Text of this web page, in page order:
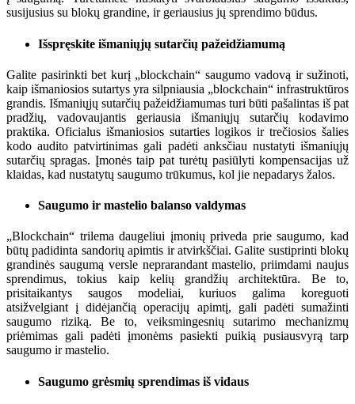
susijusius su blokų grandine, ir geriausius jų sprendimo būdus.
Išspręskite išmaniųjų sutarčių pažeidžiamumą
Galite pasirinkti bet kurį „blockchain“ saugumo vadovą ir sužinoti,
kaip išmaniosios sutartys yra silpniausia „blockchain“ infrastruktūros
grandis. Išmaniųjų sutarčių pažeidžiamumas turi būti pašalintas iš pat
pradžių, vadovaujantis geriausia išmaniųjų sutarčių kodavimo
praktika. Oficialus išmaniosios sutarties logikos ir trečiosios šalies
kodo audito patvirtinimas gali padėti anksčiau nustatyti išmaniųjų
sutarčių spragas. Įmonės taip pat turėtų pasiūlyti kompensacijas už
klaidas, kad nustatytų saugumo trūkumus, kol jie nepadarys žalos.
Saugumo ir mastelio balanso valdymas
„Blockchain“ trilema daugeliui įmonių priveda prie saugumo, kad
būtų padidinta sandorių apimtis ir atvirkščiai. Galite sustiprinti blokų
grandinės saugumą versle neprarandant mastelio, priimdami naujus
sprendimus, tokius kaip kelių grandžių architektūra. Be to,
prisitaikantys saugos modeliai, kuriuos galima koreguoti
atsižvelgiant į didėjančią operacijų apimtį, gali padėti sumažinti
saugumo riziką. Be to, veiksmingesnių sutarimo mechanizmų
priėmimas gali padėti įmonėms pasiekti puikią pusiausvyrą tarp
saugumo ir mastelio.
Saugumo grėsmių sprendimas iš vidaus